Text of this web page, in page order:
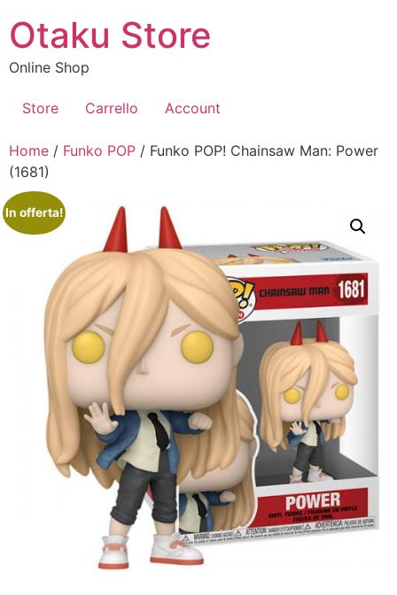
contenuto
Otaku Store
Online Shop
Store Carrello Account
Home / Funko POP / Funko POP! Chainsaw Man: Power
(1681)
In offerta!